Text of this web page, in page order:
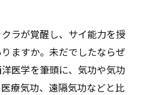
ラが覚醒し、サイ能力を授
ますか。未だでしたならぜ
医学を筆頭に、気功や気功
療気功、遠隔気功などと比